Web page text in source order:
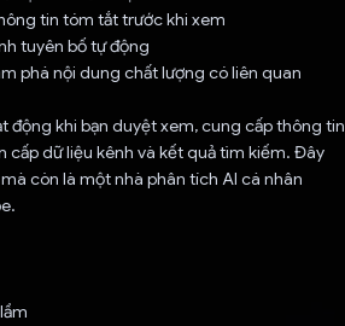
tin tóm tắt trước khi xem
tuyên bố tự động
phá nội dung chất lượng có liên quan
động khi bạn duyệt xem, cung cấp thông tin
cấp dữ liệu kênh và kết quả tìm kiếm. Đây
còn là một nhà phân tích AI cá nhân